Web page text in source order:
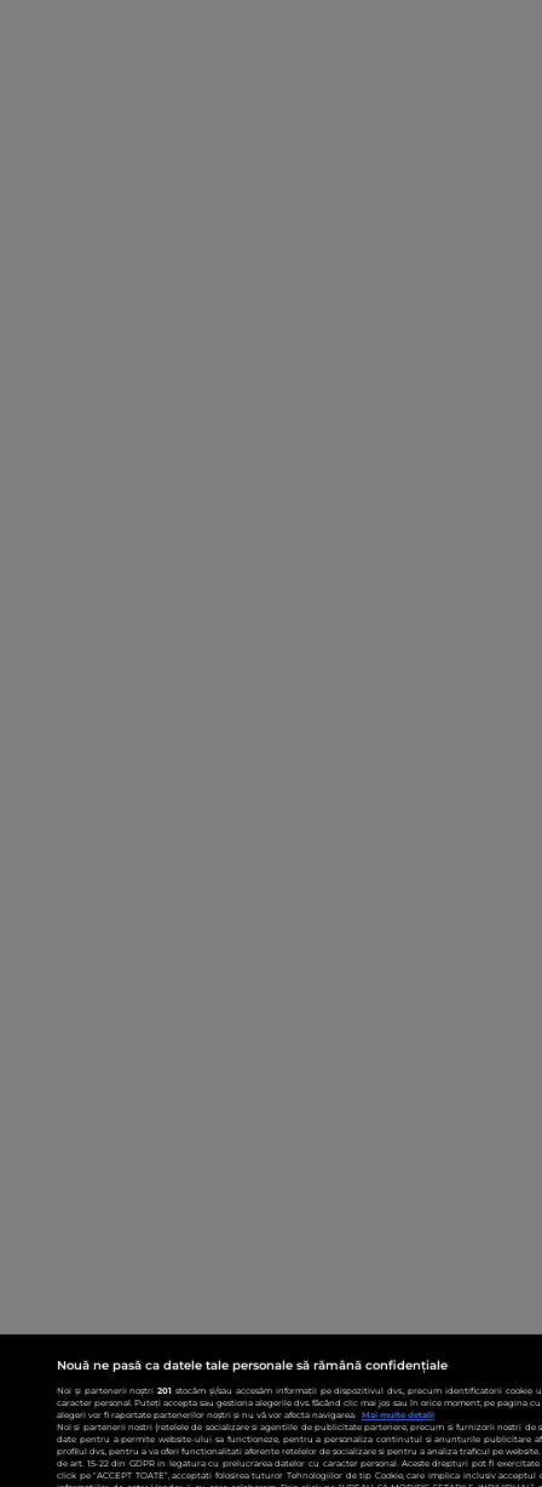
Nouă ne pasă ca datele tale personale să rămână confidențiale
Noi și partenerii noștri201 stocăm și/sau accesăm informații pe dispozitivul dvs., precum identificatorii
caracter personal. Puteți accepta sau gestiona alegerile dvs. făcând clic mai jos sau în orice moment, pe pagina
alegeri vor fi raportate partenerilor noștri și nu vă vor afecta navigarea.
Mai multe detalii
Noi si partenerii nostri (retelele de socializare si agentiile de publicitate partenere, precum si furnizorii nostri de
date pentru a permite website-ului sa functioneze, pentru a personaliza continutul si anunturile publicitare
profilul dvs., pentru a va oferi functionalitati aferente retelelor de socializare si pentru a analiza traficul pe
de art. 15-22 din GDPR in legatura cu prelucrarea datelor cu caracter personal. Aceste drepturi pot fi
click pe “ACCEPT TOATE”, acceptati folosirea tuturor Tehnologiilor de tip Cookie, care implica inclusiv acceptul